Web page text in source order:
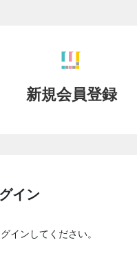
新規会員登録
イン
インしてください。